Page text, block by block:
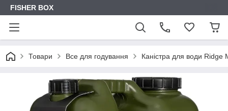
FISHER BOX
Товари Все для годування Каністра для води